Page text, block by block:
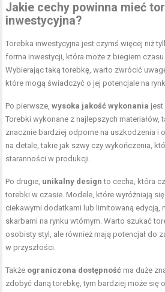
Jakie cechy powinna mieć
inwestycyjna?
Torebka inwestycyjna jest czymś więcej niż
forma inwestycji, która może z biegiem
Wybierając taką torebkę, warto zwrócić
które mogą świadczyć o jej potencjale na
Po pierwsze,wysoka jakość wykonania
Torebki wykonane z najlepszych materiałów,
znacznie bardziej odporne na uszkodzenia i
na detale, takie jak szwy czy wykończenia,
staranności w produkcji.
Po drugie, unikalny design to cecha, która
torebki w czasie. Modele, które wyróżniają
ciekawymi dodatkami lub limitowaną edycją,
skarbami na rynku wtórnym. Warto szukać
osobisty styl, ale również mają potencjał do
w przyszłości.
Także ograniczona dostępność ma duże
zdobyć daną torebkę, tym bardziej może się